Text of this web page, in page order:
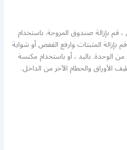
بإزالة صندوق المروحة. باستخدام
بإزالة المثبتات وارفع القفص أو شواية
من الوحدة. باليد ، أو باستخدام مكنسة
الأوراق والحطام الآخر من الداخل.